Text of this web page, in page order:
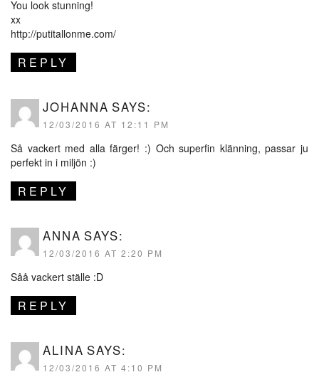
You look stunning!
xx
http://putitallonme.com/
REPLY
JOHANNA SAYS:
12/03/2016 AT 12:11 PM
Så vackert med alla färger! :) Och superfin klänning, passar ju
perfekt in i miljön :)
REPLY
ANNA SAYS:
12/03/2016 AT 2:20 PM
Såå vackert ställe :D
REPLY
ALINA SAYS:
12/03/2016 AT 4:10 PM